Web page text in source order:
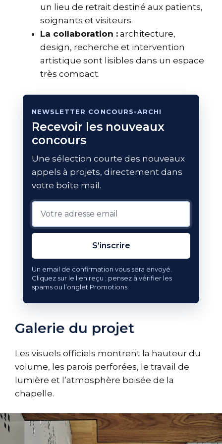
un lieu de retrait destiné aux patients,
soignants et visiteurs.
La collaboration : architecture,
design, recherche et intervention
artistique sont lisibles dans un espace
très compact.
NEWSLETTER CONCOURS-ARCHI
Recevoir les nouveaux
concours
Une sélection courte des nouveaux
appels à projets, directement dans
votre boîte mail.
S’inscrire
Un email de confirmation vous sera envoyé.
Cliquez sur le lien reçu ; pensez à vérifier les
spams ou l’onglet Promotions.
Galerie du projet
Les visuels officiels montrent la hauteur du
volume, les parois perforées, le travail de
lumière et l’atmosphère boisée de la
chapelle.